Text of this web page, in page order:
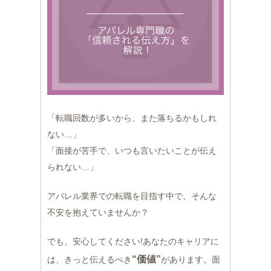
「転職回数が多いから、また落ちるかもしれ
ない…」
「面接が苦手で、いつも言いたいことが伝え
られない…」
アパレル業界での転職を目指す中で、そんな
不安を抱えていませんか？
でも、安心してください!あなたのキャリアに
は、きっと伝えるべき “価値”があります。面